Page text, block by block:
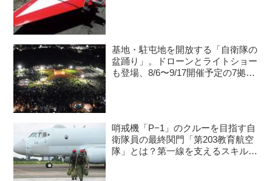
基地・駐屯地を開放する「自衛隊の
盆踊り」。ドローンとライトショー
も登場、8/6〜9/17開催予定の7拠点
哨戒機「P−1」のクルーを目指す自
衛隊員の最終関門「第203教育航空
隊」とは？第一線を支えるスキルを